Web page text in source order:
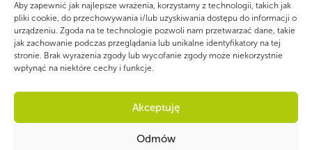
Aby zapewnić jak najlepsze wrażenia, korzystamy z technologii, takich jak
pliki cookie, do przechowywania i/lub uzyskiwania dostępu do informacji o
urządzeniu. Zgoda na te technologie pozwoli nam przetwarzać dane, takie
jak zachowanie podczas przeglądania lub unikalne identyfikatory na tej
stronie. Brak wyrażenia zgody lub wycofanie zgody może niekorzystnie
wpłynąć na niektóre cechy i funkcje.
Akceptuję
Odmów
Twoje wsparcie, nasza